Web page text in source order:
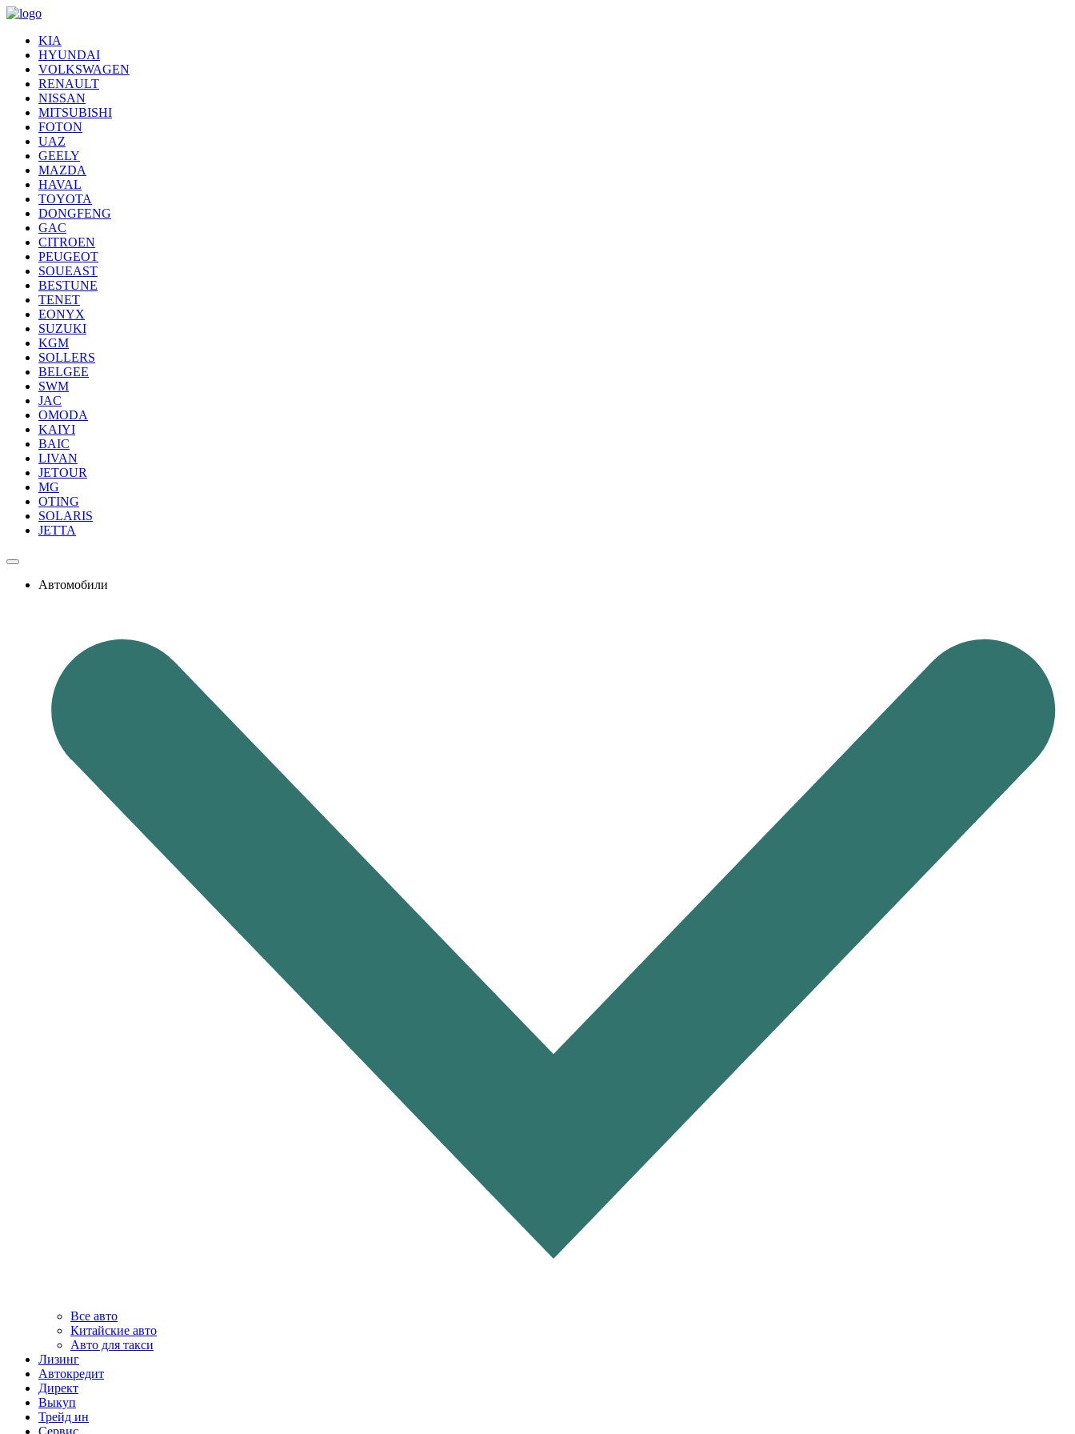
KIA
HYUNDAI
VOLKSWAGEN
RENAULT
NISSAN
MITSUBISHI
FOTON
UAZ
GEELY
MAZDA
HAVAL
TOYOTA
DONGFENG
GAC
CITROEN
PEUGEOT
SOUEAST
BESTUNE
TENET
EONYX
SUZUKI
KGM
SOLLERS
BELGEE
SWM
JAC
OMODA
KAIYI
BAIC
LIVAN
JETOUR
MG
OTING
SOLARIS
JETTA
Автомобили
Все авто
Китайские авто
Авто для такси
Лизинг
Автокредит
Директ
Выкуп
Трейд ин
Сервис